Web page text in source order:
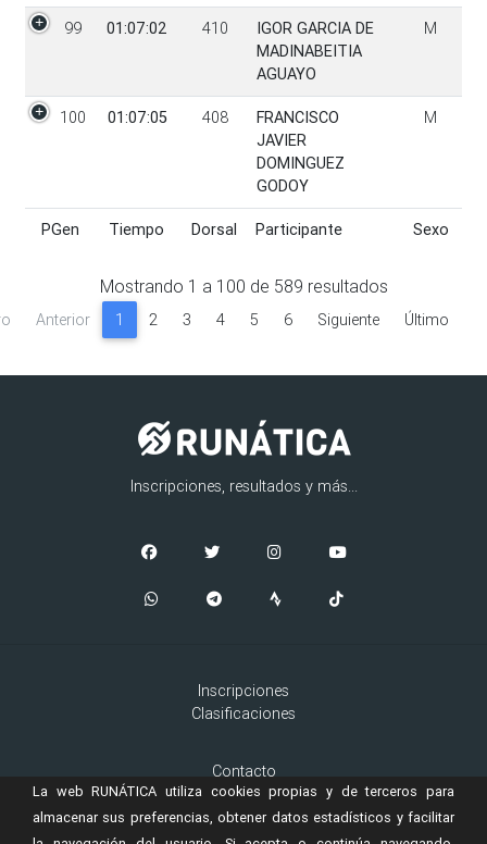
PGen Tiempo Dorsal Participante Sexo
99 01:07:02 410
IGOR GARCIA DE
MADINABEITIA
AGUAYO
M
100 01:07:05 408
FRANCISCO
JAVIER
DOMINGUEZ
GODOY
M
PGen Tiempo Dorsal Participante Sexo
Mostrando 1 a 100 de 589 resultados
Anterior 1 2 3 4 5 6 Siguiente Último
Inscripciones, resultados y más...
Inscripciones
Clasificaciones
Contacto
Aviso Legal
Cookies
La web RUNÁTICA utiliza cookies propias y de terceros para
almacenar sus preferencias, obtener datos estadísticos y facilitar